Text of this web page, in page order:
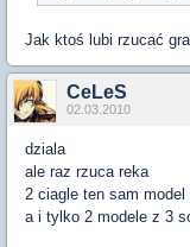
Jak ktoś lubi rzucać
CeLeS
02.03.2010
dziala
ale raz rzuca reka
2 ciagle ten sam model
a i tylko 2 modele z 3